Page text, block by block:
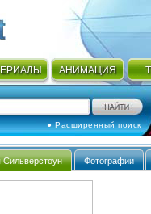
АНИМАЦИЯ
● Расширенный поиск
Сильверстоун Фотографии